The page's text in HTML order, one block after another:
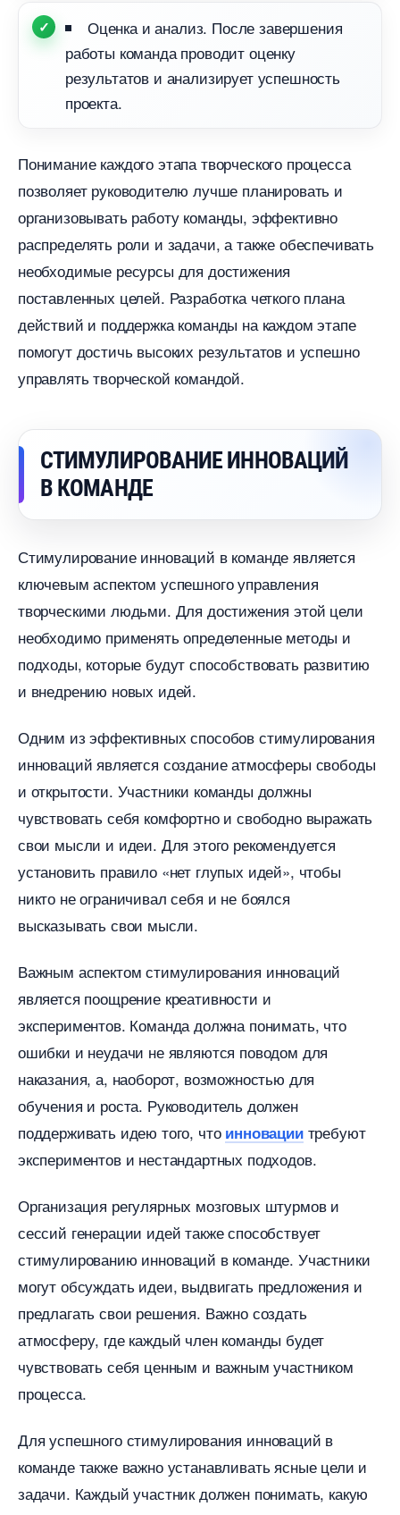
Оценка и анализ. После завершения
работы команда проводит оценку
результатов и анализирует успешность
проекта.
Понимание каждого этапа творческого процесса
позволяет руководителю лучше планировать и
организовывать работу команды, эффективно
распределять роли и задачи, а также обеспечивать
необходимые ресурсы для достижения
поставленных целей. Разработка четкого плана
действий и поддержка команды на каждом этапе
помогут достичь высоких результатов и успешно
управлять творческой командой.
СТИМУЛИРОВАНИЕ ИННОВАЦИЙ
КОМАНДЕ
Стимулирование инноваций в команде является
ключевым аспектом успешного управления
творческими людьми. Для достижения этой цели
необходимо применять определенные методы и
подходы, которые будут способствовать развитию
и внедрению новых идей.
Одним из эффективных способов стимулирования
инноваций является создание атмосферы свободы
и открытости. Участники команды должны
чувствовать себя комфортно и свободно выражать
свои мысли и идеи. Для этого рекомендуется
установить правило «нет глупых идей», чтобы
никто не ограничивал себя и не боялся
ысказывать свои мысли.
ажным аспектом стимулирования инноваций
является поощрение креативности и
экспериментов. Команда должна понимать, что
ошибки и неудачи не являются поводом для
наказания, а, наоборот, возможностью для
обучения и роста. Руководитель должен
поддерживать идею того, что инновациитребуют
экспериментов и нестандартных подходов.
Организация регулярных мозговых штурмов и
сессий генерации идей также способствует
стимулированию инноваций в команде. Участники
могут обсуждать идеи, выдвигать предложения и
предлагать свои решения. Важно создать
атмосферу, где каждый член команды будет
чувствовать себя ценным и важным участником
процесса.
Для успешного стимулирования инноваций
команде также важно устанавливать ясные цели и
задачи. Каждый участник должен понимать, какую